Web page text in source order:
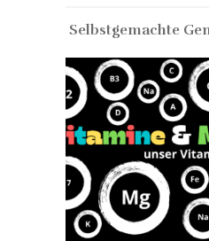
Selbstgemachte